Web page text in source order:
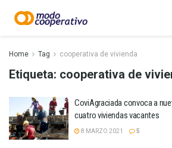
Home Tag cooperativa de vivienda
Etiqueta: cooperativa de
CoviAgraciada convoca a
cuatro viviendas vacantes
8 MARZO 2021 5